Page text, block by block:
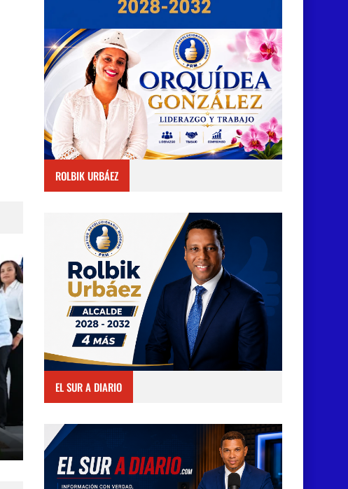
ROLBIK URBÁEZ
EL SUR A DIARIO